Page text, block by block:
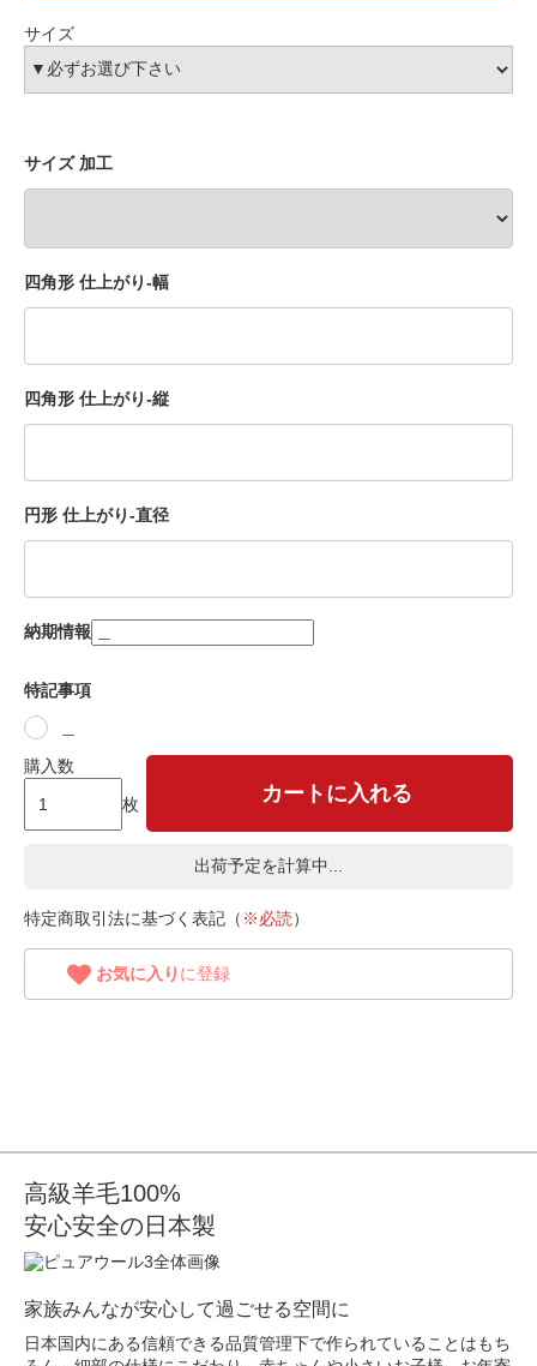
サイズ
サイズ 加工
四角形 仕上がり-幅
四角形 仕上がり-縦
円形 仕上がり-直径
納期情報
特記事項
購入数
枚
カートに入れる
出荷予定を計算中...
特定商取引法に基づく表記（ ※必読）
お気に入り に登録
高級羊毛100%
安心安全の日本製
家族みんなが安心して過ごせる空間に
日本国内にある信頼できる品質管理下で作られていることはもち